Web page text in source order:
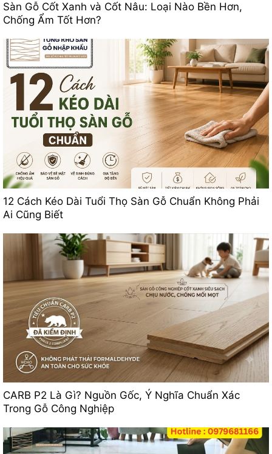
Sàn Gỗ Cốt Xanh và Cốt Nâu: Loại Nào Bền Hơn,
Chống Ẩm Tốt Hơn?
12 Cách Kéo Dài Tuổi Thọ Sàn Gỗ Chuẩn Không Phải
Ai Cũng Biết
CARB P2 Là Gì? Nguồn Gốc, Ý Nghĩa Chuẩn Xác
Trong Gỗ Công Nghiệp